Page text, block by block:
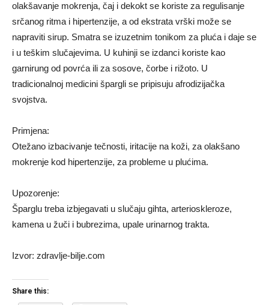
olakšavanje mokrenja, čaj i dekokt se koriste za regulisanje
srčanog ritma i hipertenzije, a od ekstrata vrški može se
napraviti sirup. Smatra se izuzetnim tonikom za pluća i daje se
i u teškim slučajevima. U kuhinji se izdanci koriste kao
garnirung od povrća ili za sosove, čorbe i rižoto. U
tradicionalnoj medicini špargli se pripisuju afrodizijačka
svojstva.
Primjena:
Otežano izbacivanje tečnosti, iritacije na koži, za olakšano
mokrenje kod hipertenzije, za probleme u plućima.
Upozorenje:
Šparglu treba izbjegavati u slučaju gihta, arterioskleroze,
kamena u žuči i bubrezima, upale urinarnog trakta.
Izvor: zdravlje-bilje.com
Share this: